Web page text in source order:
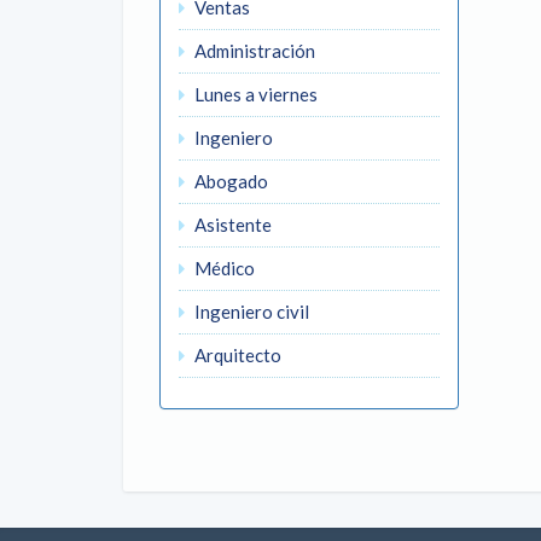
Ventas
Administración
Lunes a viernes
Ingeniero
Abogado
Asistente
Médico
Ingeniero civil
Arquitecto